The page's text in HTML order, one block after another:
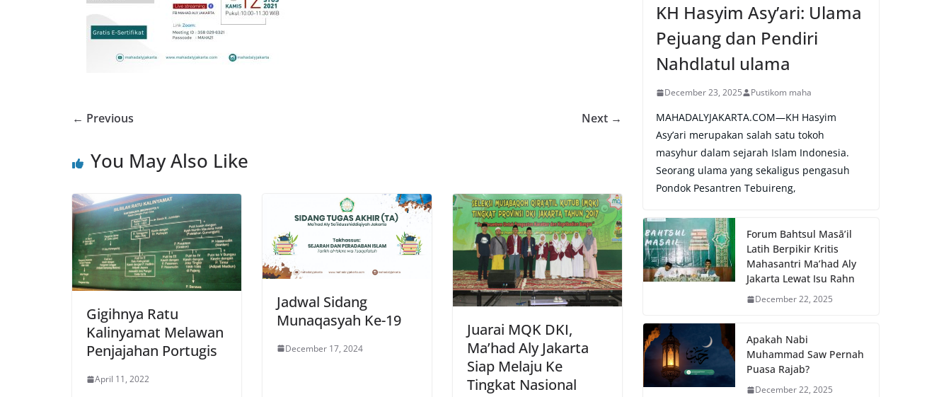
← Previous Next →
You May Also Like
Gigihnya Ratu
Kalinyamat Melawan
Penjajahan Portugis
April 11, 2022
Jadwal Sidang
Munaqasyah Ke-19
December 17, 2024
Juarai MQK DKI,
Ma’had Aly Jakarta
Siap Melaju Ke
Tingkat Nasional
KH Hasyim Asy’ari: Ulama
Pejuang dan Pendiri
Nahdlatul ulama
December 23, 2025 Pustikom maha
MAHADALYJAKARTA.COM—KH Hasyim
Asy’ari merupakan salah satu tokoh
masyhur dalam sejarah Islam Indonesia.
Seorang ulama yang sekaligus pengasuh
Pondok Pesantren Tebuireng,
Forum Bahtsul Masā’il
Latih Berpikir Kritis
Mahasantri Ma’had Aly
Jakarta Lewat Isu Rahn
December 22, 2025
Apakah Nabi
Muhammad Saw Pernah
Puasa Rajab?
December 22, 2025